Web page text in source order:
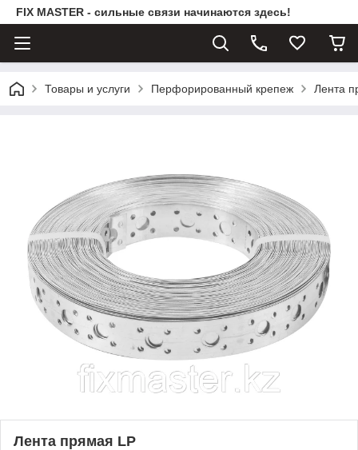
FIX MASTER - сильные связи начинаются здесь!
Товары и услуги Перфорированный крепеж Лента
Лента прямая LP